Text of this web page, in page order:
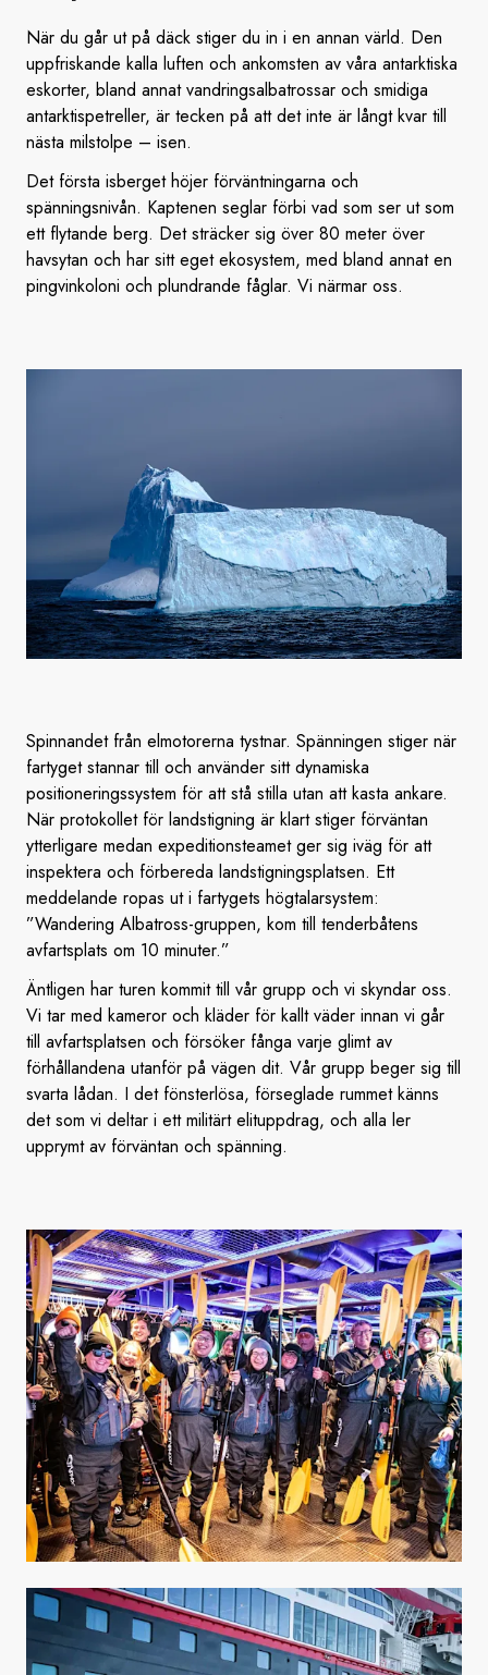
När du går ut på däck stiger du in i en annan värld. Den
uppfriskande kalla luften och ankomsten av våra antarktiska
eskorter, bland annat vandringsalbatrossar och smidiga
antarktispetreller, är tecken på att det inte är långt kvar till
nästa milstolpe – isen.
Det första isberget höjer förväntningarna och
spänningsnivån. Kaptenen seglar förbi vad som ser ut som
ett flytande berg. Det sträcker sig över 80 meter över
havsytan och har sitt eget ekosystem, med bland annat en
pingvinkoloni och plundrande fåglar. Vi närmar oss.
Spinnandet från elmotorerna tystnar. Spänningen stiger när
fartyget stannar till och använder sitt dynamiska
positioneringssystem för att stå stilla utan att kasta ankare.
När protokollet för landstigning är klart stiger förväntan
ytterligare medan expeditionsteamet ger sig iväg för att
inspektera och förbereda landstigningsplatsen. Ett
meddelande ropas ut i fartygets högtalarsystem:
”Wandering Albatross-gruppen, kom till tenderbåtens
avfartsplats om 10 minuter.”
Äntligen har turen kommit till vår grupp och vi skyndar oss.
Vi tar med kameror och kläder för kallt väder innan vi går
till avfartsplatsen och försöker fånga varje glimt av
förhållandena utanför på vägen dit. Vår grupp beger sig till
svarta lådan. I det fönsterlösa, förseglade rummet känns
det som vi deltar i ett militärt elituppdrag, och alla ler
upprymt av förväntan och spänning.